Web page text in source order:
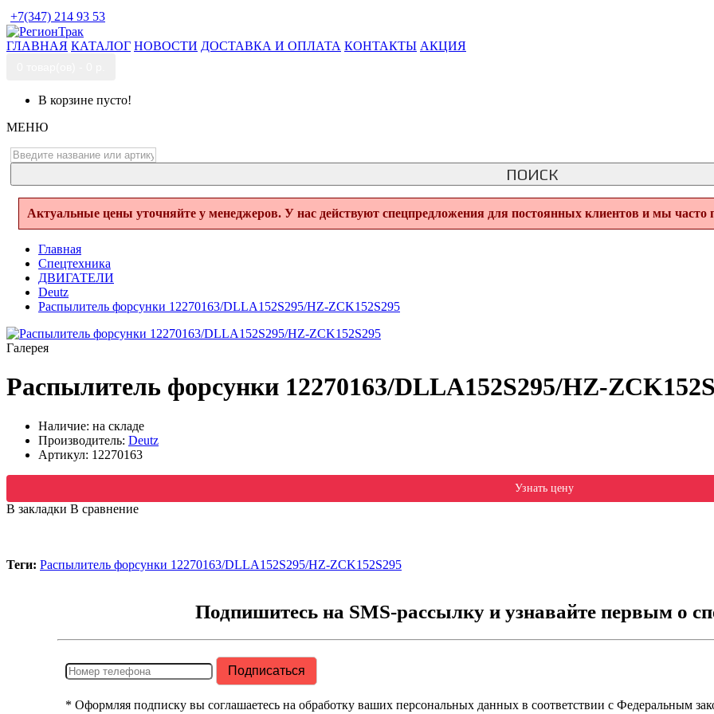
+7(347) 214 93 53
ГЛАВНАЯ КАТАЛОГ НОВОСТИ ДОСТАВКА И ОПЛАТА КОНТАКТЫ АКЦИЯ
В корзине пусто!
МЕНЮ
ПОИСК
Актуальные цены уточняйте у менеджеров. У нас действуют спецпредложения для постоянных клиентов и мы часто
Главная
Спецтехника
ДВИГАТЕЛИ
Deutz
Распылитель форсунки 12270163/DLLA152S295/HZ-ZCK152S295
Галерея
Распылитель форсунки 12270163/DLLA152S295/HZ-
Наличие: на складе
Производитель: Deutz
Артикул: 12270163
Узнать цену
В закладки В сравнение
Теги: Распылитель форсунки 12270163/DLLA152S295/HZ-ZCK152S295
Подпишитесь на SMS-рассылку и узнавайте первым о
* Оформляя подписку вы соглашаетесь на обработку ваших персональных данных в соответствии с Федеральным